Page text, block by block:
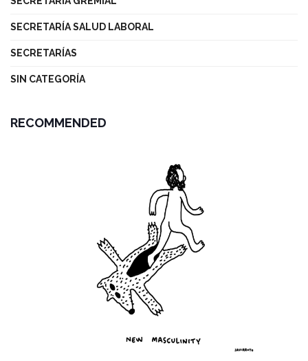
SECRETARÍA SALUD LABORAL
SECRETARÍAS
SIN CATEGORÍA
RECOMMENDED